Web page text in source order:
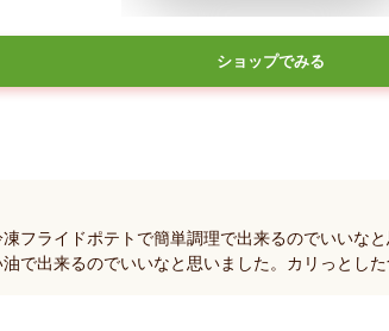
ショップでみる
フライドポテトで簡単調理で出来るのでいいな
で出来るのでいいなと思いました。カリっとした